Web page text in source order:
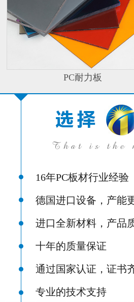
PC耐力板
16年PC板材行业经验
德国进口设备，产能
进口全新材料，产品
十年的质量保证
通过国家认证，证书
专业的技术支持